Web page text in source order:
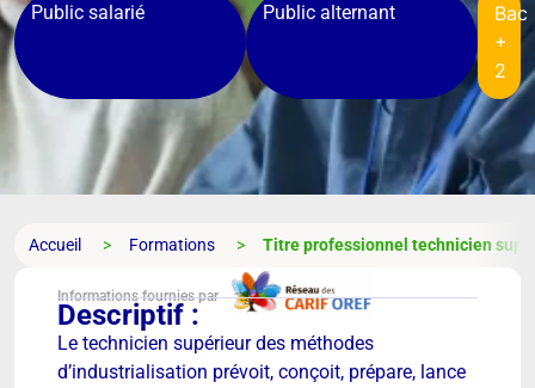
Public salarié Public alternant
Bac
+
2
Accueil Formations Titre professionnel technicien
Informations fournies par
Descriptif :
Le technicien supérieur des méthodes
d’industrialisation prévoit, conçoit, prépare, lance